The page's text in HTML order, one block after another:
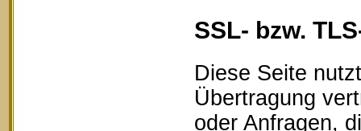
SSL- bzw.
Diese Seite
Übertragung
oder Anfragen,